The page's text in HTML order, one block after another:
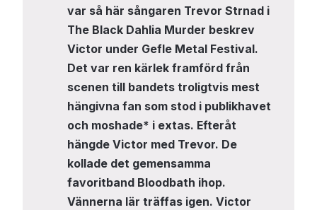
var så här sångaren Trevor Strnad i
The Black Dahlia Murder beskrev
Victor under Gefle Metal Festival.
Det var ren kärlek framförd från
scenen till bandets troligtvis mest
hängivna fan som stod i publikhavet
och moshade* i extas. Efteråt
hängde Victor med Trevor. De
kollade det gemensamma
favoritband Bloodbath ihop.
Vännerna lär träffas igen. Victor